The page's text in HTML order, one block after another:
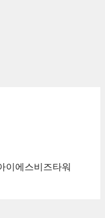
이에스비즈타워